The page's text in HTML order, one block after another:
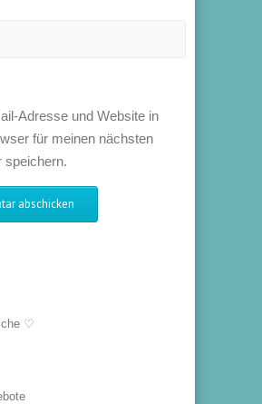
Adresse und Website in
für meinen nächsten
speichern.
♡